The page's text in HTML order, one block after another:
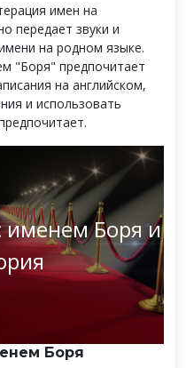
имен на
передает звуки и
на родном языке.
"Боря" предпочитает
на английском,
и использовать
именем Боря и
Боря